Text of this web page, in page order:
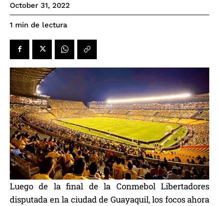
October 31, 2022
1 min de lectura
Luego de la final de la Conmebol Libertadores
disputada en la ciudad de Guayaquil, los focos ahora